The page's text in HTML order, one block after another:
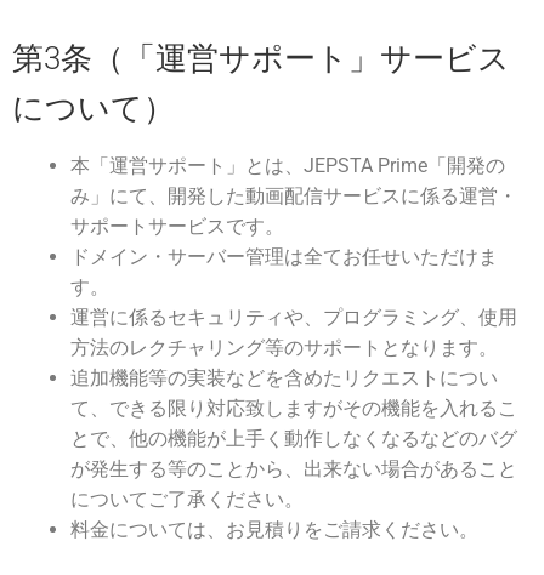
第3条（「運営サポート」サービス
について）
本「運営サポート」とは、JEPSTA Prime「開発の
み」にて、開発した動画配信サービスに係る運営・
サポートサービスです。
ドメイン・サーバー管理は全てお任せいただけま
す。
運営に係るセキュリティや、プログラミング、使用
方法のレクチャリング等のサポートとなります。
追加機能等の実装などを含めたリクエストについ
て、できる限り対応致しますがその機能を入れるこ
とで、他の機能が上手く動作しなくなるなどのバグ
が発生する等のことから、出来ない場合があること
についてご了承ください。
料金については、お見積りをご請求ください。